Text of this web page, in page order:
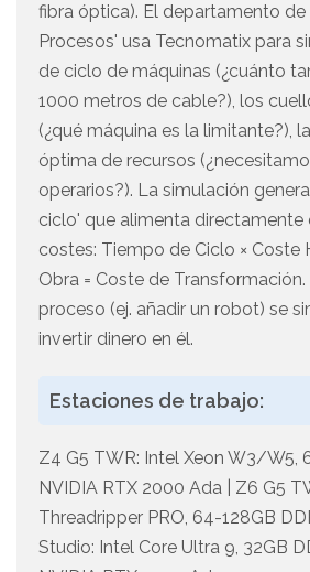
fibra óptica). El departamento de
Procesos' usa Tecnomatix para
de ciclo de máquinas (¿cuánto
1000 metros de cable?), los
(¿qué máquina es la limitante?),
óptima de recursos
operarios?). La simulación
ciclo' que alimenta directamente
costes: Tiempo de Ciclo × Coste
Obra = Coste de
proceso (ej. añadir un robot) se
invertir dinero en él.
Estaciones de trabajo:
Z4 G5 TWR: Intel Xeon W3/W5,
NVIDIA RTX 2000 Ada | Z6 G5
Threadripper PRO, 64-128GB
Studio: Intel Core Ultra 9, 32GB